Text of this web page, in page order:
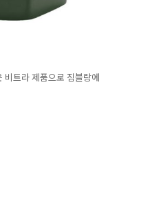
트라 제품으로 짐블랑에